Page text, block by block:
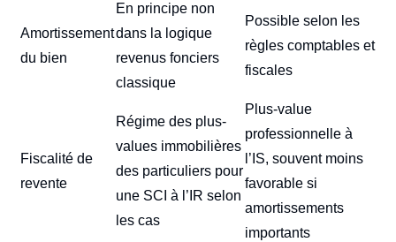
Amortissement
du bien
En principe non
dans la logique
revenus fonciers
classique
Possible selon les
règles comptables et
fiscales
Fiscalité de
revente
Régime des plus-
values immobilières
des particuliers pour
une SCI à l’IR selon
les cas
Plus-value
professionnelle à
l’IS, souvent moins
favorable si
amortissements
importants